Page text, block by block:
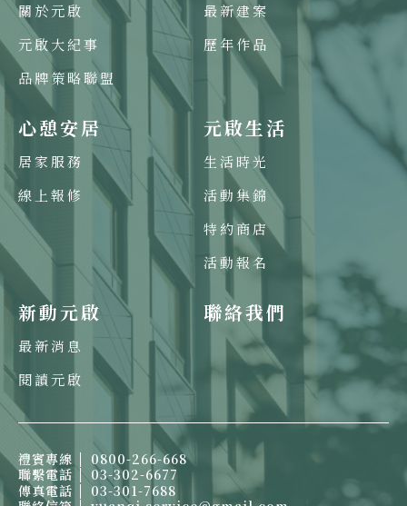
關於元啟
元啟大紀事
品牌策略聯盟
最新建案
歷年作品
心憩安居
居家服務
線上報修
元啟生活
生活時光
活動集錦
特約商店
活動報名
新動元啟
最新消息
閱讀元啟
聯絡我們
禮賓專線
0800-266-668
聯繫電話
03-302-6677
傳真電話
03-301-7688